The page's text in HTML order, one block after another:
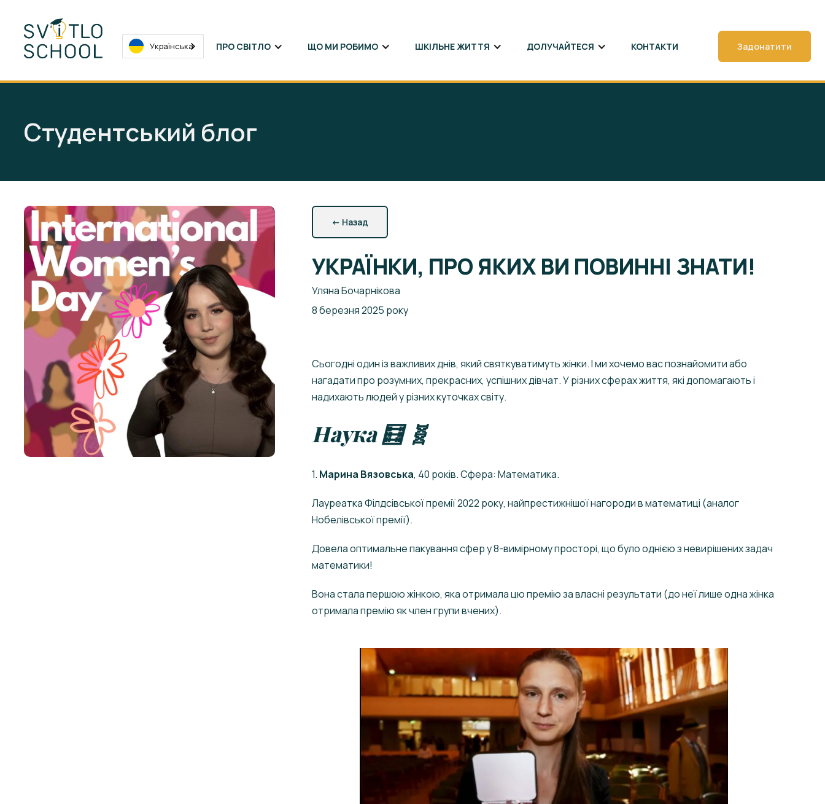
Українська ПРО СВІТЛО ЩО МИ РОБИМО ШКІЛЬНЕ ЖИТТЯ ДОЛУЧАЙТЕСЯ КОНТАКТИ Задонатити
Студентський блог
← Назад
УКРАЇНКИ, ПРО ЯКИХ ВИ ПОВИННІ ЗНАТИ!
Уляна Бочарнікова
8 березня 2025 року
Сьогодні один із важливих днів, який святкуватимуть жінки. І ми хочемо вас познайомити або
нагадати про розумних, прекрасних, успішних дівчат. У різних сферах життя, які допомагають і
надихають людей у різних куточках світу.
Наука 🧮 🧬
1. Марина Вязовська, 40 років. Сфера: Математика.
Лауреатка Філдсівської премії 2022 року, найпрестижнішої нагороди в математиці (аналог
Нобелівської премії).
Довела оптимальне пакування сфер у 8-вимірному просторі, що було однією з невирішених задач
математики!
Вона стала першою жінкою, яка отримала цю премію за власні результати (до неї лише одна жінка
отримала премію як член групи вчених).